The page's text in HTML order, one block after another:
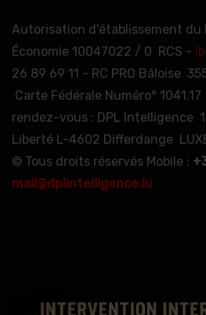
Autorisation d'établissement du
Économie 10047022 / 0 RCS -
26 89 69 11 - RC PRO Bâloise
Carte Fédérale Numéro°
rendez-vous : DPL Intelligence
Liberté L-4602 Differdange
© Tous droits réservés Mobile :
mail@dplintelligence.lu